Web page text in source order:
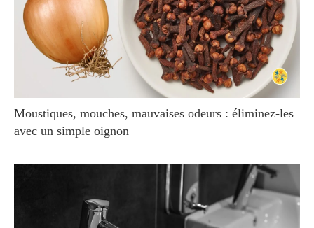
Moustiques, mouches, mauvaises odeurs : éliminez-les
avec un simple oignon